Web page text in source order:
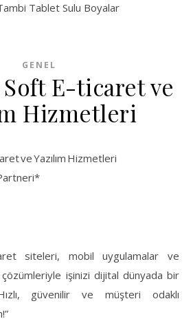
Tablet Sulu Boyalar
GENEL
E-ticaret ve
Hizmetleri
ve Yazılım Hizmetleri
siteleri, mobil uygulamalar ve
çözümleriyle işinizi dijital dünyada bir
güvenilir ve müşteri odaklı